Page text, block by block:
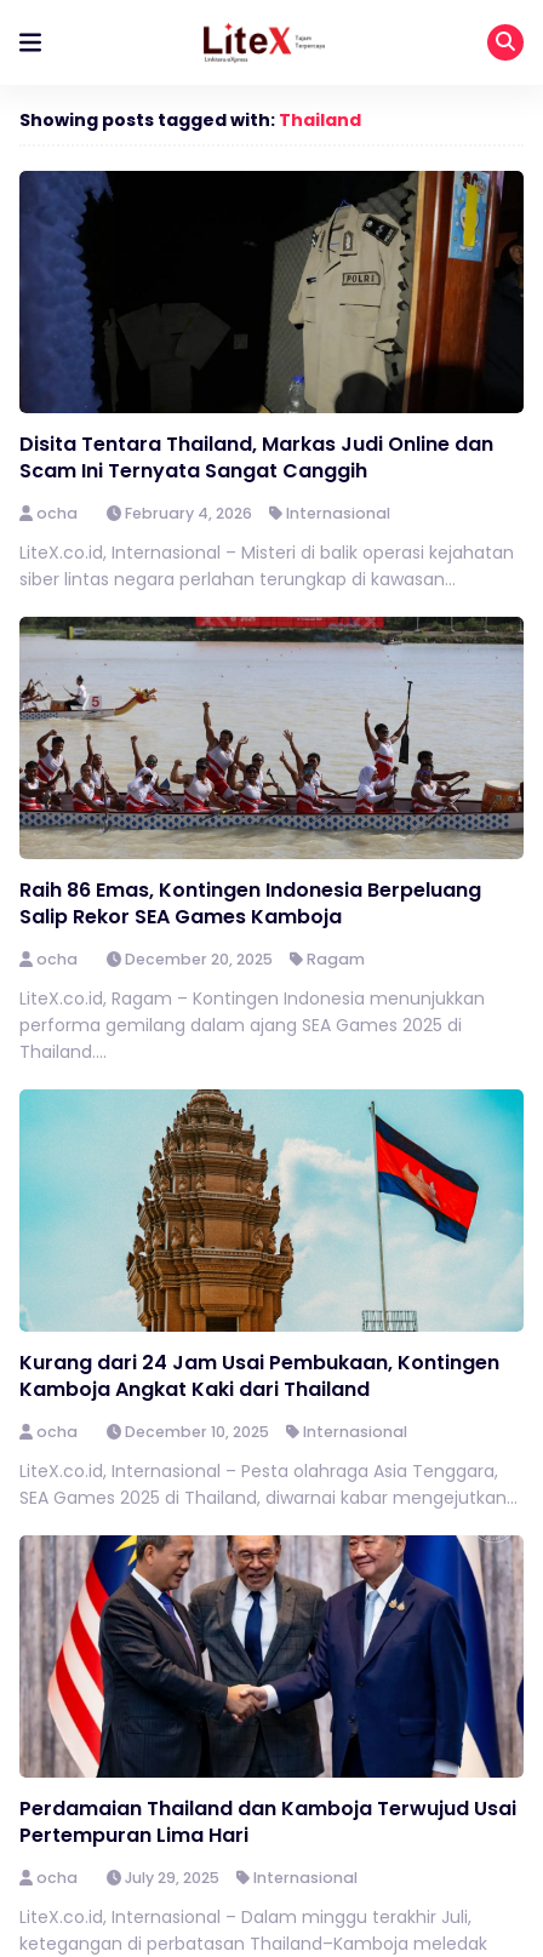
Showing posts tagged with: Thailand
Disita Tentara Thailand, Markas Judi Online dan
Scam Ini Ternyata Sangat Canggih
ocha February 4, 2026 Internasional
LiteX.co.id, Internasional – Misteri di balik operasi kejahatan
siber lintas negara perlahan terungkap di kawasan...
Raih 86 Emas, Kontingen Indonesia Berpeluang
Salip Rekor SEA Games Kamboja
ocha December 20, 2025 Ragam
LiteX.co.id, Ragam – Kontingen Indonesia menunjukkan
performa gemilang dalam ajang SEA Games 2025 di
Thailand....
Kurang dari 24 Jam Usai Pembukaan, Kontingen
Kamboja Angkat Kaki dari Thailand
ocha December 10, 2025 Internasional
LiteX.co.id, Internasional – Pesta olahraga Asia Tenggara,
SEA Games 2025 di Thailand, diwarnai kabar mengejutkan...
Perdamaian Thailand dan Kamboja Terwujud Usai
Pertempuran Lima Hari
ocha July 29, 2025 Internasional
LiteX.co.id, Internasional – Dalam minggu terakhir Juli,
ketegangan di perbatasan Thailand–Kamboja meledak